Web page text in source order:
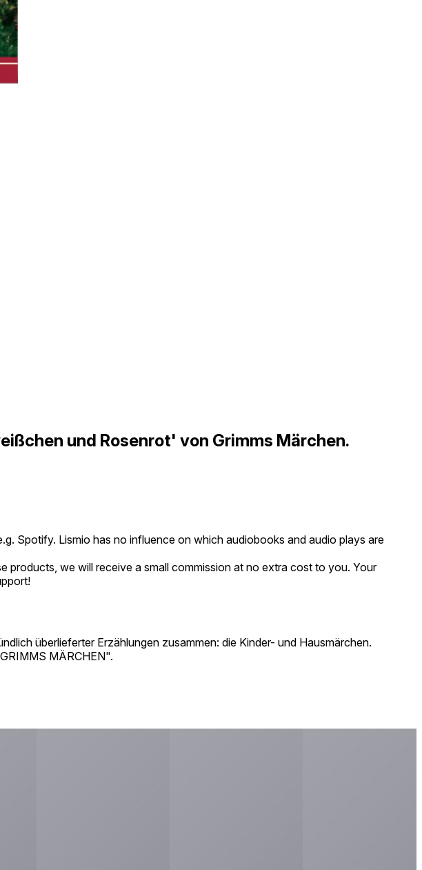
und Rosenrot' von Grimms Märchen.
Spotify. Lismio has no influence on which audiobooks and audio plays are
products, we will receive a small commission at no extra cost to you. Your
überlieferter Erzählungen zusammen: die Kinder- und Hausmärchen.
MÄRCHEN".